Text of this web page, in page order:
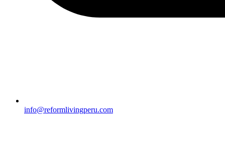
info@reformlivingperu.com